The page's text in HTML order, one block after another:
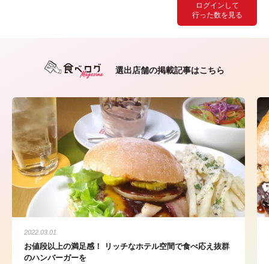
ログインして
行った数を見る
選出店舗の掲載記事はこちら
2022.03.01
お値段以上の満足感！ リッチなホテル空間で食べ応え抜群
のハンバーガーを